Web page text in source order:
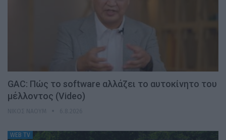
GAC: Πώς το software αλλάζει το αυτοκίνητο του
μέλλοντος (Video)
WEB TV